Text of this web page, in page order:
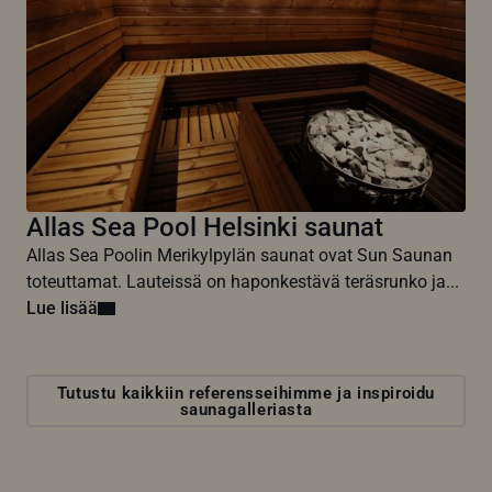
Allas Sea Pool Helsinki saunat
Allas Sea Poolin Merikylpylän saunat ovat Sun Saunan
toteuttamat. Lauteissä on haponkestävä teräsrunko ja...
Lue lisää
Tutustu kaikkiin referensseihimme ja inspiroidu
saunagalleriasta